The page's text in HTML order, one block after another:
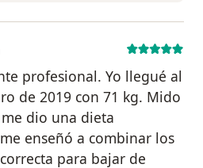
profesional. Yo llegué al
de 2019 con 71 kg. Mido
dio una dieta
enseñó a combinar los
para bajar de